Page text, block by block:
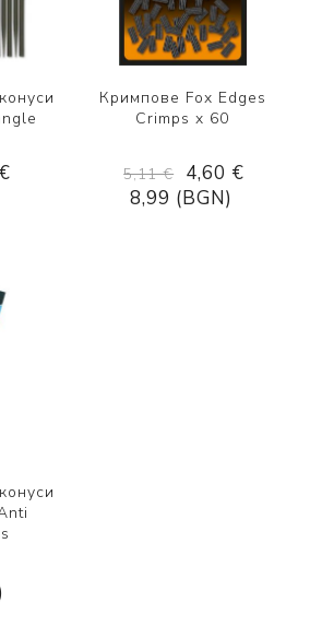
Кримпове Fox Edges
Crimps x 60
5,11 €
4,60 €
8,99 (BGN)